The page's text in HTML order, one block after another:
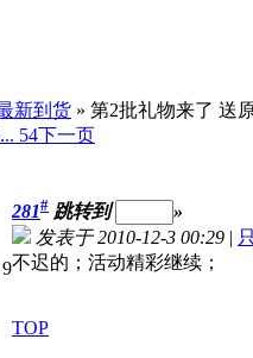
新到货 » 第2批礼物来了 送
... 54下一页
281# 跳转到
»
发表于 2010-12-3 00:29 |
不迟的；活动精彩继续；
TOP